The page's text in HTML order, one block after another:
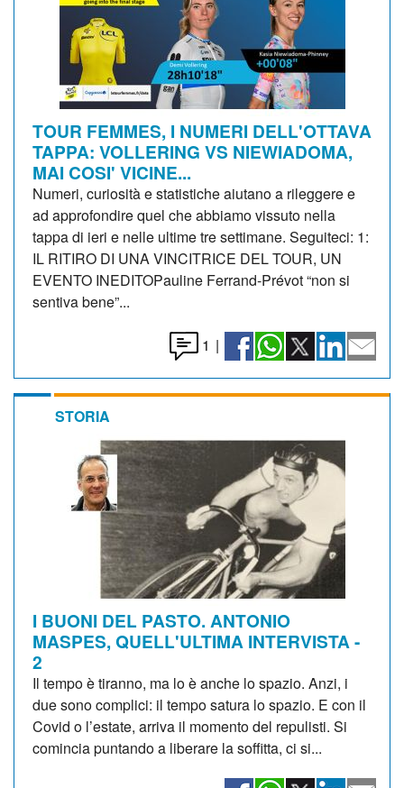
TOUR FEMMES, I NUMERI DELL'OTTAVA
TAPPA: VOLLERING VS NIEWIADOMA,
MAI COSI' VICINE...
Numeri, curiosità e statistiche aiutano a rileggere e
ad approfondire quel che abbiamo vissuto nella
tappa di ieri e nelle ultime tre settimane. Seguiteci: 1:
IL RITIRO DI UNA VINCITRICE DEL TOUR, UN
EVENTO INEDITOPauline Ferrand-Prévot “non si
sentiva bene”...
1 |
STORIA
I BUONI DEL PASTO. ANTONIO
MASPES, QUELL'ULTIMA INTERVISTA -
2
Il tempo è tiranno, ma lo è anche lo spazio. Anzi, i
due sono complici: il tempo satura lo spazio. E con il
Covid o l’estate, arriva il momento del repulisti. Si
comincia puntando a liberare la soffitta, ci si...